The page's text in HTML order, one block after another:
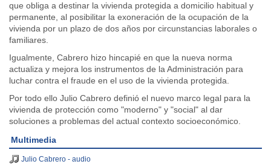
que obliga a destinar la vivienda protegida a domicilio habitual y
permanente, al posibilitar la exoneración de la ocupación de la
vivienda por un plazo de dos años por circunstancias laborales o
familiares.
Igualmente, Cabrero hizo hincapié en que la nueva norma
actualiza y mejora los instrumentos de la Administración para
luchar contra el fraude en el uso de la vivienda protegida.
Por todo ello Julio Cabrero definió el nuevo marco legal para la
vivienda de protección como "moderno" y "social" al dar
soluciones a problemas del actual contexto socioeconómico.
Multimedia
Julio Cabrero - audio